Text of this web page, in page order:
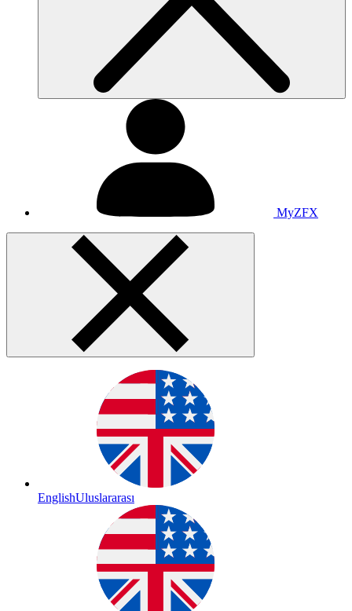
MyZFX
EnglishUluslararası